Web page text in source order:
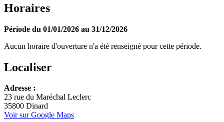
Horaires
Période du 01/01/2026 au 31/12/2026
Aucun horaire d'ouverture n'a été renseigné pour cette période.
Localiser
+
−
Adresse :
23 rue du Maréchal Leclerc
35800 Dinard
Voir sur Google Maps